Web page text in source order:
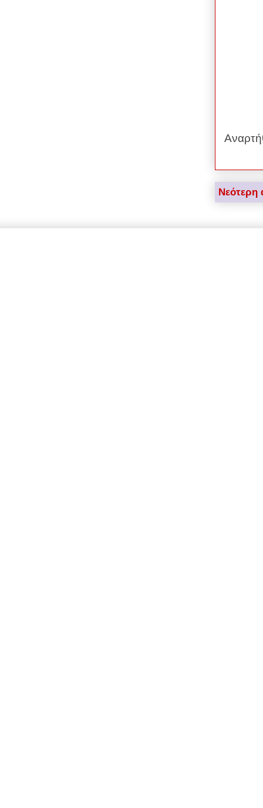
Νεότερη